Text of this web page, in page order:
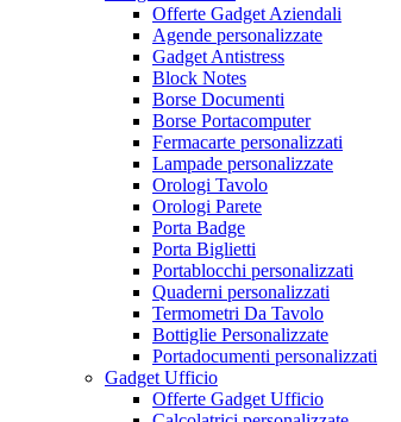
Offerte Gadget Aziendali
Agende personalizzate
Gadget Antistress
Block Notes
Borse Documenti
Borse Portacomputer
Fermacarte personalizzati
Lampade personalizzate
Orologi Tavolo
Orologi Parete
Porta Badge
Porta Biglietti
Portablocchi personalizzati
Quaderni personalizzati
Termometri Da Tavolo
Bottiglie Personalizzate
Portadocumenti personalizzati
Gadget Ufficio
Offerte Gadget Ufficio